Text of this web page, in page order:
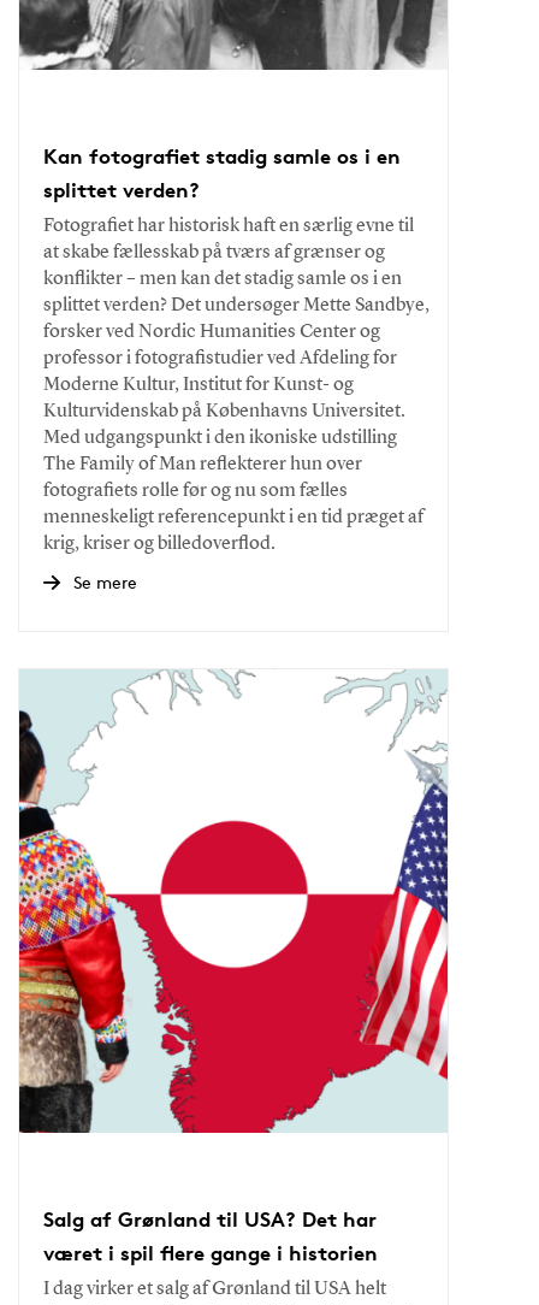
Kan fotografiet stadig samle os i en
splittet verden?
Fotografiet har historisk haft en særlig evne til
at skabe fællesskab på tværs af grænser og
konflikter – men kan det stadig samle os i en
splittet verden? Det undersøger Mette Sandbye,
forsker ved Nordic Humanities Center og
professor i fotografistudier ved Afdeling for
Moderne Kultur, Institut for Kunst- og
Kulturvidenskab på Københavns Universitet.
Med udgangspunkt i den ikoniske udstilling
The Family of Man reflekterer hun over
fotografiets rolle før og nu som fælles
menneskeligt referencepunkt i en tid præget af
krig, kriser og billedoverflod.
Se mere
Salg af Grønland til USA? Det har
været i spil flere gange i historien
I dag virker et salg af Grønland til USA helt